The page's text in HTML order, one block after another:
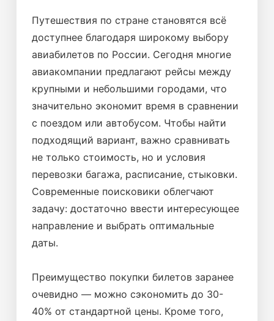
Путешествия по стране становятся всё
доступнее благодаря широкому выбору
авиабилетов по России. Сегодня многие
авиакомпании предлагают рейсы между
крупными и небольшими городами, что
значительно экономит время в сравнении
с поездом или автобусом. Чтобы найти
подходящий вариант, важно сравнивать
не только стоимость, но и условия
перевозки багажа, расписание, стыковки.
Современные поисковики облегчают
задачу: достаточно ввести интересующее
направление и выбрать оптимальные
даты.
Преимущество покупки билетов заранее
очевидно — можно сэкономить до 30-
40% от стандартной цены. Кроме того,